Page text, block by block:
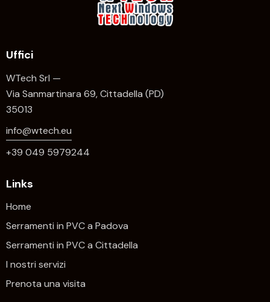
Uffici
WTech Srl —
Via Sanmartinara 69, Cittadella (PD)
35013
info@wtech.eu
+39 049 5979244
Links
Home
Serramenti in PVC a Padova
Serramenti in PVC a Cittadella
I nostri servizi
Prenota una visita